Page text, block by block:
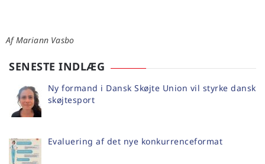
Af Mariann Vasbo
SENESTE INDLÆG
Ny formand i Dansk Skøjte Union vil styrke dansk
skøjtesport
Evaluering af det nye konkurrenceformat